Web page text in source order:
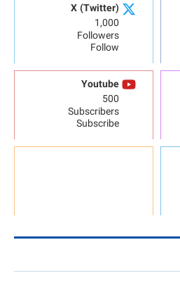
X (Twitter)
1,000
Followers
Follow
Youtube
500
Subscribers
Subscribe